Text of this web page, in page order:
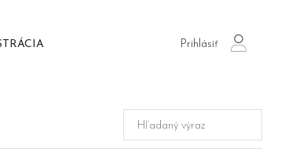
Prihlásiť
login